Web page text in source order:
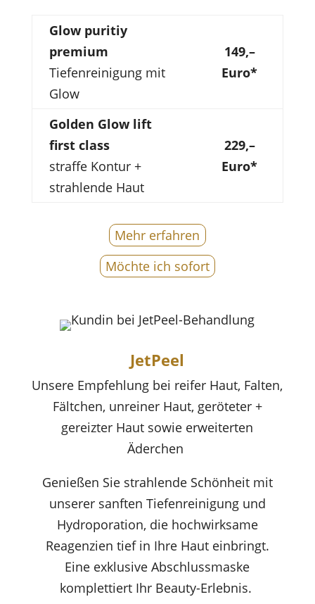
Glow puritiy
premium
Tiefenreinigung mit
Glow
149,–
Euro*
Golden Glow lift
first class
straffe Kontur +
strahlende Haut
229,–
Euro*
Mehr erfahren
Möchte ich sofort
JetPeel
Unsere Empfehlung bei reifer Haut, Falten,
Fältchen, unreiner Haut, geröteter +
gereizter Haut sowie erweiterten
Äderchen
Genießen Sie strahlende Schönheit mit
unserer sanften Tiefenreinigung und
Hydroporation, die hochwirksame
Reagenzien tief in Ihre Haut einbringt.
Eine exklusive Abschlussmaske
komplettiert Ihr Beauty-Erlebnis.